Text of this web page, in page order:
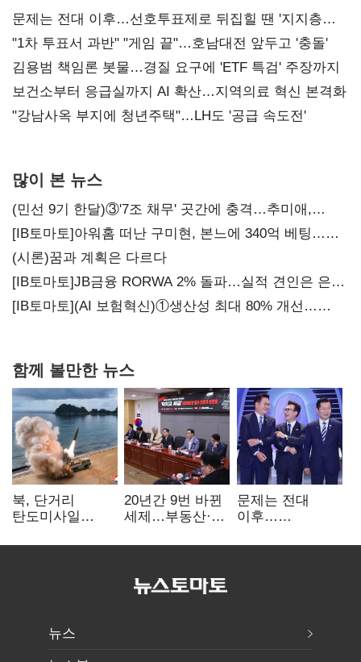
문제는 전대 이후…선호투표제로 뒤집힐 땐 '지지층
불복'
"1차 투표서 과반" "게임 끝"…호남대전 앞두고 '충돌'
김용범 책임론 봇물…경질 요구에 'ETF 특검' 주장까지
보건소부터 응급실까지 AI 확산…지역의료 혁신 본격화
"강남사옥 부지에 청년주택"…LH도 '공급 속도전'
많이 본 뉴스
(민선 9기 한달)③'7조 채무' 곳간에 충격…추미애,
20년만에 '비상재정' 선언 승부수
[IB토마토]아워홈 떠난 구미현, 본느에 340억 베팅…
가족 지배체제 구축
(시론)꿈과 계획은 다르다
[IB토마토]JB금융 RORWA 2% 돌파…실적 견인은 은행
아닌 캐피탈
[IB토마토](AI 보험혁신)①생산성 최대 80% 개선…
함께 볼만한 뉴스
북, 단거리
탄도미사일
"즉각 중단 촉구"
20년간 9번 바뀐
세제…부동산·
건드렸다
문제는 전대
이후…
뒤집힐 땐
뉴스